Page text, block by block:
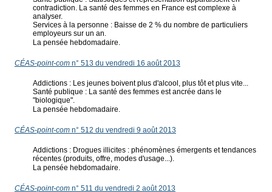
contradiction. La santé des femmes en France est complexe à
analyser.
Services à la personne : Baisse de 2 % du nombre de particuliers
employeurs sur un an.
La pensée hebdomadaire.
CÉAS-point-comn° 513 du vendredi 16 août 2013
Addictions : Les jeunes boivent plus d'alcool, plus tôt et plus vite...
Santé publique : La santé des femmes est ancrée dans le
"biologique".
La pensée hebdomadaire.
CÉAS-point-comn° 512 du vendredi 9 août 2013
Addictions : Drogues illicites : phénomènes émergents et tendances
récentes (produits, offre, modes d'usage...).
La pensée hebdomadaire.
CÉAS-point-comn° 511 du vendredi 2 août 2013